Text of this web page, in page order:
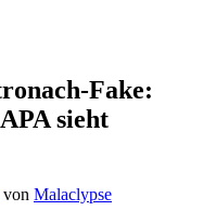
Fake:
sieht
von Malaclypse